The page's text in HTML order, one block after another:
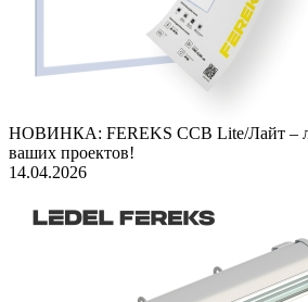
НОВИНКА: FEREKS ССВ Lite/Лайт –
ваших проектов!
14.04.2026